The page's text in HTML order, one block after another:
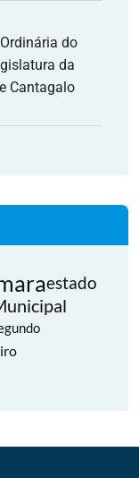
do
da
Cantagalo
estado